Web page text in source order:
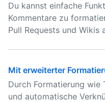
Du kannst einfache
Kommentare zu
Pull Requests und Wikis
Mit erweiterter
Durch Formatierung wie
und automatische